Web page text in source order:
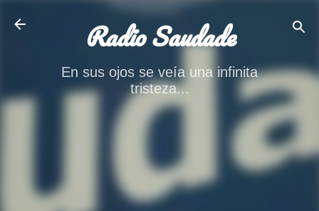
Radio Saudade
En sus ojos se veía una infinita
tristeza...